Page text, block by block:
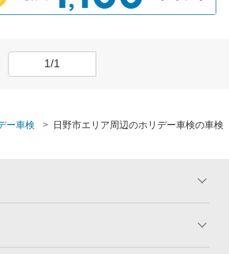
1/1
ー車検
日野市エリア周辺のホリデー車検の車検